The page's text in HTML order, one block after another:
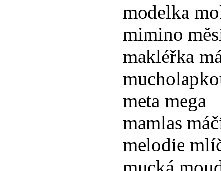
modelka
mimino
makléřka
meta mega
mamlas
melodie
mucká